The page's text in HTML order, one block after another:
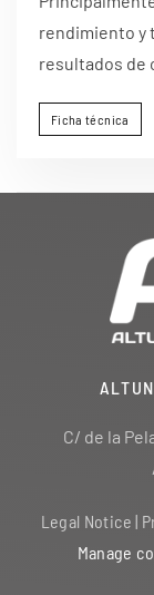
rendimiento y
resultados de
Ficha técnica
C/ de la
Legal Notice |
Manage